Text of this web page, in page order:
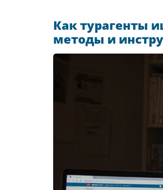
Как турагенты
методы и